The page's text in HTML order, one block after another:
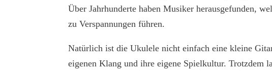
Über Jahrhunderte haben Musiker herausgefunden,
zu Verspannungen führen.
Natürlich ist die Ukulele nicht einfach eine kleine
eigenen Klang und ihre eigene Spielkultur. Trotzdem